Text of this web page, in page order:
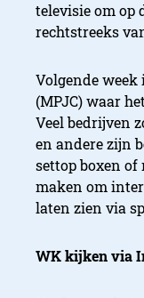
televisie om op
rechtstreeks
Volgende week
(MPJC) waar
Veel bedrijven
en andere zijn
settop boxen
maken om
laten zien via
WK kijken via